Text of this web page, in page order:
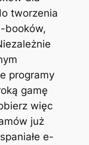
tworzenia
booków,
programy
gamę
więc
już
e-